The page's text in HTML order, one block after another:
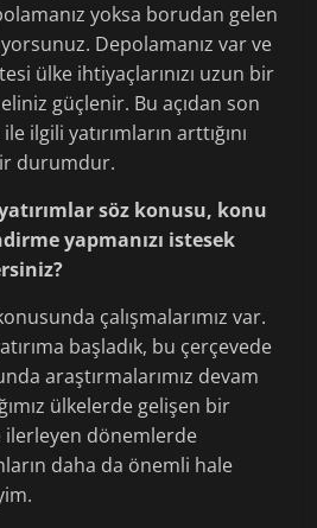
yoksa borudan gelen
Depolamanız var ve
ülke ihtiyaçlarınızı uzun bir
güçlenir. Bu açıdan son
ilgili yatırımların arttığını
durumdur.
söz konusu, konu
yapmanızı istesek
çalışmalarımız var.
başladık, bu çerçevede
araştırmalarımız devam
ülkelerde gelişen bir
ilerleyen dönemlerde
daha da önemli hale